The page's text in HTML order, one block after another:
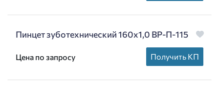
Пинцет зуботехнический 160х1,0 ВР-П-115
Цена по запросу Получить КП